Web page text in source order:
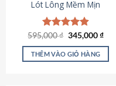
trên
trang
sản
phẩm
Lót Lông Mềm Mịn
Được xếp
hạng4.88
5 sao
595,000₫ Giá
là:
595,000 ₫.
345,000₫Giá
tại
THÊM VÀO GIỎ HÀNG